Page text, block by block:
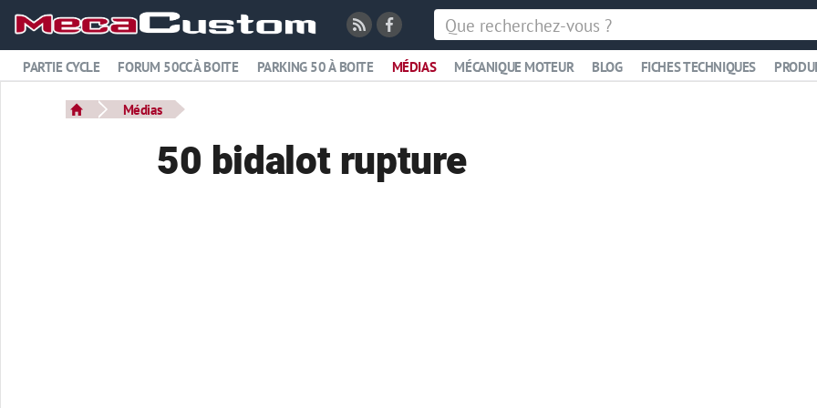
PARTIE CYCLE FORUM 50CC À BOITE PARKING 50 À BOITE MÉDIAS MÉCANIQUE MOTEUR BLOG FICHES TECHNIQUES
Médias
50 bidalot rupture